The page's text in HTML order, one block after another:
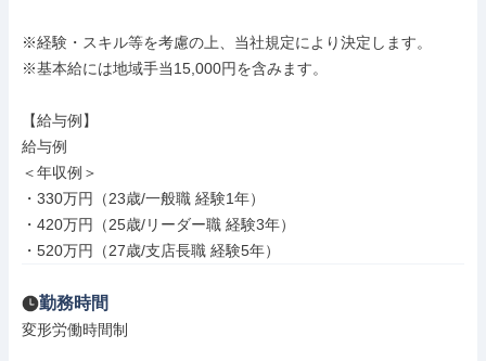
※経験・スキル等を考慮の上、当社規定により決定します。
※基本給には地域手当15,000円を含みます。
【給与例】
給与例
＜年収例＞
・330万円（23歳/一般職 経験1年）
・420万円（25歳/リーダー職 経験3年）
・520万円（27歳/支店長職 経験5年）
勤務時間
変形労働時間制